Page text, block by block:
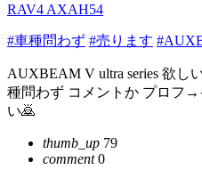
RAV4 AXAH54
#車種問わず #売ります
AUXBEAM V ultra series 欲し
種問わず コメントか プロフ
い🙇
thumb_up 79
comment0